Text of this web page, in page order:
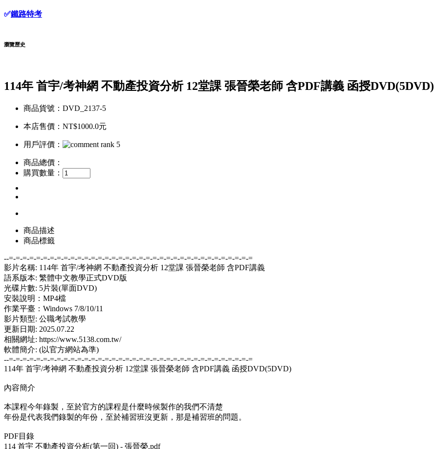
✅鐵路特考
瀏覽歷史
114年 首宇/考神網 不動產投資分析 12堂課 張晉榮老師 含PDF講義 函授DVD(5DVD)
商品貨號：DVD_2137-5
本店售價： NT$1000.0元
用戶評價：
商品總價：
購買數量：
商品描述
商品標籤
--=-=-=-=-=-=-=-=-=-=-=-=-=-=-=-=-=-=-=-=-=-=-=-=-=-=-=-=-=-=-=-=-=-=-=-=
影片名稱: 114年 首宇/考神網 不動產投資分析 12堂課 張晉榮老師 含PDF講義
語系版本: 繁體中文教學正式DVD版
光碟片數: 5片裝(單面DVD)
安裝說明：MP4檔
作業平臺：Windows 7/8/10/11
影片類型: 公職考試教學
更新日期: 2025.07.22
相關網址: https://www.5138.com.tw/
軟體簡介: (以官方網站為準)
--=-=-=-=-=-=-=-=-=-=-=-=-=-=-=-=-=-=-=-=-=-=-=-=-=-=-=-=-=-=-=-=-=-=-=-=
114年 首宇/考神網 不動產投資分析 12堂課 張晉榮老師 含PDF講義 函授DVD(5DVD)
內容簡介
本課程今年錄製，至於官方的課程是什麼時候製作的我們不清楚
年份是代表我們錄製的年份，至於補習班沒更新，那是補習班的問題。
PDF目錄
114 首宇 不動產投資分析(第一回) - 張晉榮.pdf